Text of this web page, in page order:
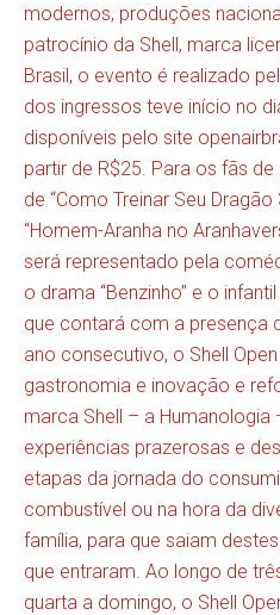
modernos, produções
patrocínio da Shell, marca
Brasil, o evento é realizado
dos ingressos teve início no
disponíveis pelo site
partir de R$25. Para os fãs
de “Como Treinar Seu Dragão
“Homem-Aranha no
será representado pela
o drama “Benzinho” e o
que contará com a presença
ano consecutivo, o Shell
gastronomia e inovação e
marca Shell – a
experiências prazerosas e
etapas da jornada do
combustível ou na hora da
família, para que saiam
que entraram. Ao longo de
quarta a domingo, o Shell